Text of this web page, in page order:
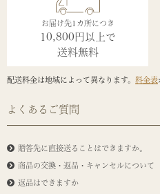
お届け先1カ所につき
10,800円以上で
送料無料
配送料金は地域によって異なります。 料金表
よくあるご質問
贈答先に直接送ることはできますか。
商品の交換・返品・キャンセルについて
返品はできますか